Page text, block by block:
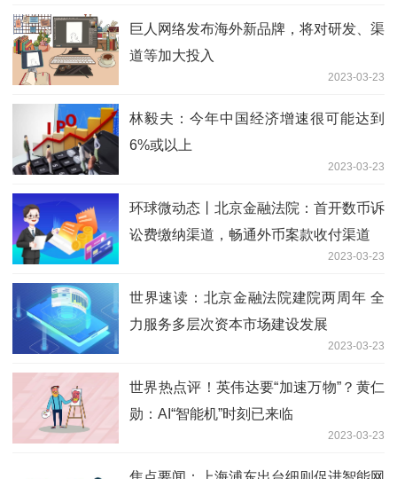
巨人网络发布海外新品牌，将对研发、渠
道等加大投入
2023-03-23
林毅夫：今年中国经济增速很可能达到
6%或以上
2023-03-23
环球微动态丨北京金融法院：首开数币诉
讼费缴纳渠道，畅通外币案款收付渠道
2023-03-23
世界速读：北京金融法院建院两周年 全
力服务多层次资本市场建设发展
2023-03-23
世界热点评！英伟达要“加速万物”？黄仁
勋：AI“智能机”时刻已来临
2023-03-23